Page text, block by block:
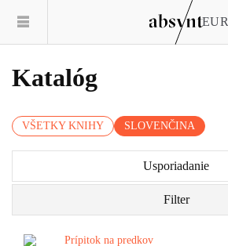
EUR
Katalóg
VŠETKY KNIHY SLOVENČINA
Usporiadanie
Filter